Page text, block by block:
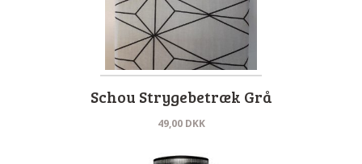
Schou Strygebetræk Grå
49,00 DKK